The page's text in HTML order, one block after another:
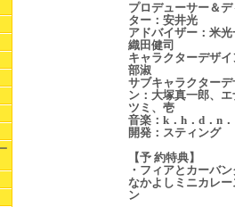
プロデューサー＆
ター：安井光
アドバイザー：米
織田健司
キャラクターデザ
部淑
サブキャラクターデ
ン：大塚真一郎、
ツミ、壱
音楽：k．h．d．n．
開発：スティング
【予 約特典】
・フィアとカーバ
なかよしミニカレー
ン